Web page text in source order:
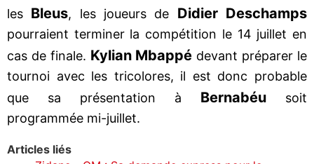
les Bleus, les joueurs de Didier Deschamps
pourraient terminer la compétition le 14 juillet en
cas de finale. Kylian Mbappé devant préparer le
tournoi avec les tricolores, il est donc probable
que sa présentation à Bernabéu soit
programmée mi-juillet.
Articles liés